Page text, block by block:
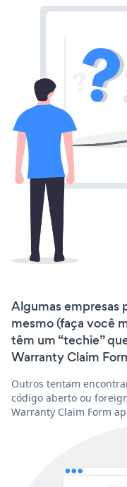
Algumas empresas
mesmo (faça você
têm um “techie”
Warranty Claim
Outros tentam
código aberto ou
Warranty Claim Form